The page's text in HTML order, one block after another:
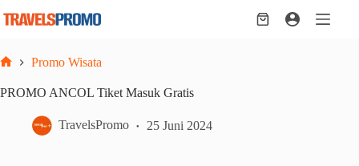
Shopping
Promo Wisata
PROMO ANCOL Tiket Masuk Gratis
TravelsPromo 25 Juni 2024